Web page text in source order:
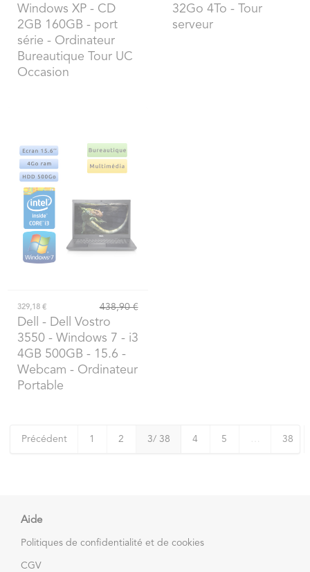
Windows XP - CD
2GB 160GB - port
série - Ordinateur
Bureautique Tour UC
Occasion
32Go 4To - Tour
serveur
329,18 € 438,90 €
Dell
- Dell Vostro
3550 - Windows 7 - i3
4GB 500GB - 15.6 -
Webcam - Ordinateur
Portable
Précédent 1 2 3/ 38 4 5 … 38
Aide
Politiques de confidentialité et de cookies
CGV